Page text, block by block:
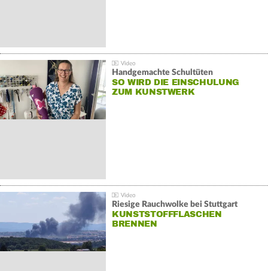
Handgemachte Schultüten
SO WIRD DIE EINSCHULUNG
ZUM KUNSTWERK
Riesige Rauchwolke bei Stuttgart
KUNSTSTOFFFLASCHEN
BRENNEN